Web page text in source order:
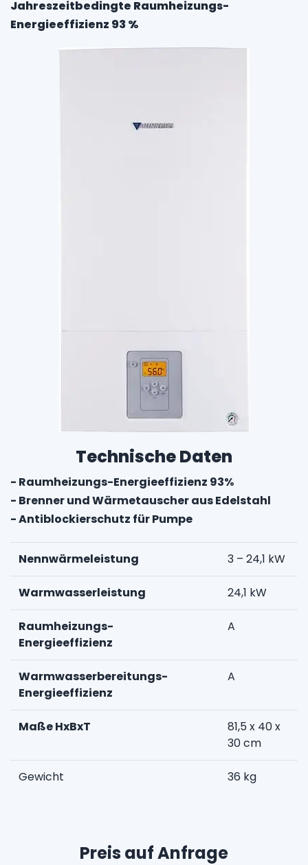
Jahreszeitbedingte Raumheizungs-
Energieeffizienz 93 %
Technische Daten
- Raumheizungs-Energieeffizienz 93%
- Brenner und Wärmetauscher aus Edelstahl
- Antiblockierschutz für Pumpe
Nennwärmeleistung 3 – 24,1 kW
Warmwasserleistung 24,1 kW
Raumheizungs-
Energieeffizienz
A
Warmwasserbereitungs-
Energieeffizienz
A
Maße HxBxT
81,5 x 40 x
30 cm
Gewicht 36 kg
Preis auf Anfrage